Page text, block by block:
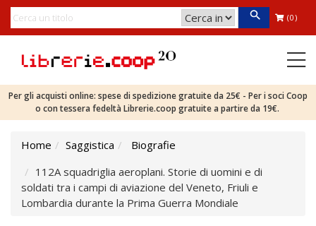
(0)
Per gli acquisti online: spese di spedizione gratuite da 25€ - Per i soci Coop
o con tessera fedeltà Librerie.coop gratuite a partire da 19€.
Home Saggistica
Biografie
112A squadriglia aeroplani. Storie di uomini e di
soldati tra i campi di aviazione del Veneto, Friuli e
Lombardia durante la Prima Guerra Mondiale